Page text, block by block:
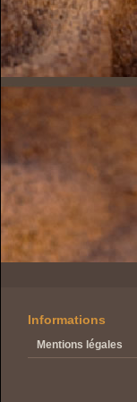
Informations
Mentions légales